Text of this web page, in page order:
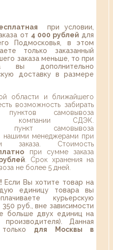
при условии,
от 4 000 рублей для
Подмосковья, в этом
только заказанный
заказа меньше, то при
вы дополнительно
доставку в размере
области и ближайшего
возможность забирать
самовывоза
компании СДЭК.
пункт самовывоза
нашими менеджерами при
заказа. Стоимость
при сумме заказа
. Срок хранения на
не более 5 дней.
Если Вы хотите товар на
единицу товара вы
курьерскую
руб., вне зависимости
больше двух единиц на
Данная
для Москвы в